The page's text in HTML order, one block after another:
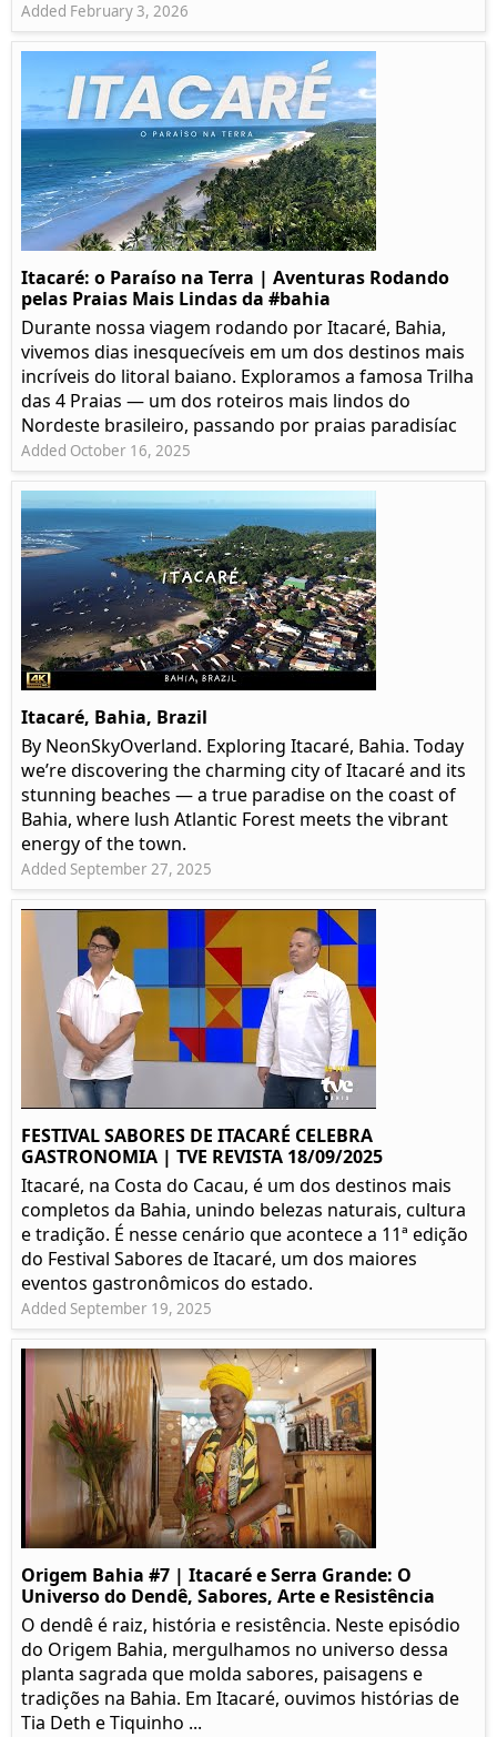
Added February 3, 2026
Itacaré: o Paraíso na Terra | Aventuras Rodando
pelas Praias Mais Lindas da #bahia
Durante nossa viagem rodando por Itacaré, Bahia,
vivemos dias inesquecíveis em um dos destinos mais
incríveis do litoral baiano. Exploramos a famosa Trilha
das 4 Praias — um dos roteiros mais lindos do
Nordeste brasileiro, passando por praias paradisíac
Added October 16, 2025
Itacaré, Bahia, Brazil
By NeonSkyOverland. Exploring Itacaré, Bahia. Today
we’re discovering the charming city of Itacaré and its
stunning beaches — a true paradise on the coast of
Bahia, where lush Atlantic Forest meets the vibrant
energy of the town.
Added September 27, 2025
FESTIVAL SABORES DE ITACARÉ CELEBRA
GASTRONOMIA | TVE REVISTA 18/09/2025
Itacaré, na Costa do Cacau, é um dos destinos mais
completos da Bahia, unindo belezas naturais, cultura
e tradição. É nesse cenário que acontece a 11ª edição
do Festival Sabores de Itacaré, um dos maiores
eventos gastronômicos do estado.
Added September 19, 2025
Origem Bahia #7 | Itacaré e Serra Grande: O
Universo do Dendê, Sabores, Arte e Resistência
O dendê é raiz, história e resistência. Neste episódio
do Origem Bahia, mergulhamos no universo dessa
planta sagrada que molda sabores, paisagens e
tradições na Bahia. Em Itacaré, ouvimos histórias de
Tia Deth e Tiquinho ...